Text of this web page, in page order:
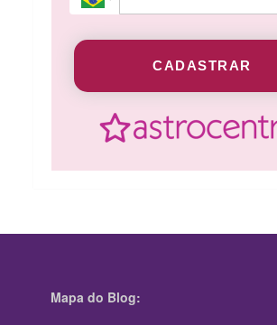
CADASTRAR
Mapa do Blog: